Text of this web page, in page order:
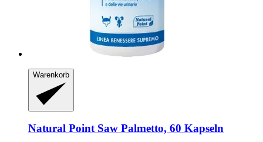
Warenkorb
Natural PointSaw Palmetto, 60 Kapseln